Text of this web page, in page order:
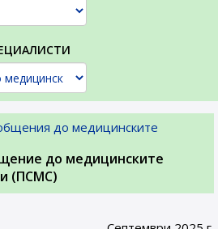
до медицинските
до медицинските
(ПСМС)